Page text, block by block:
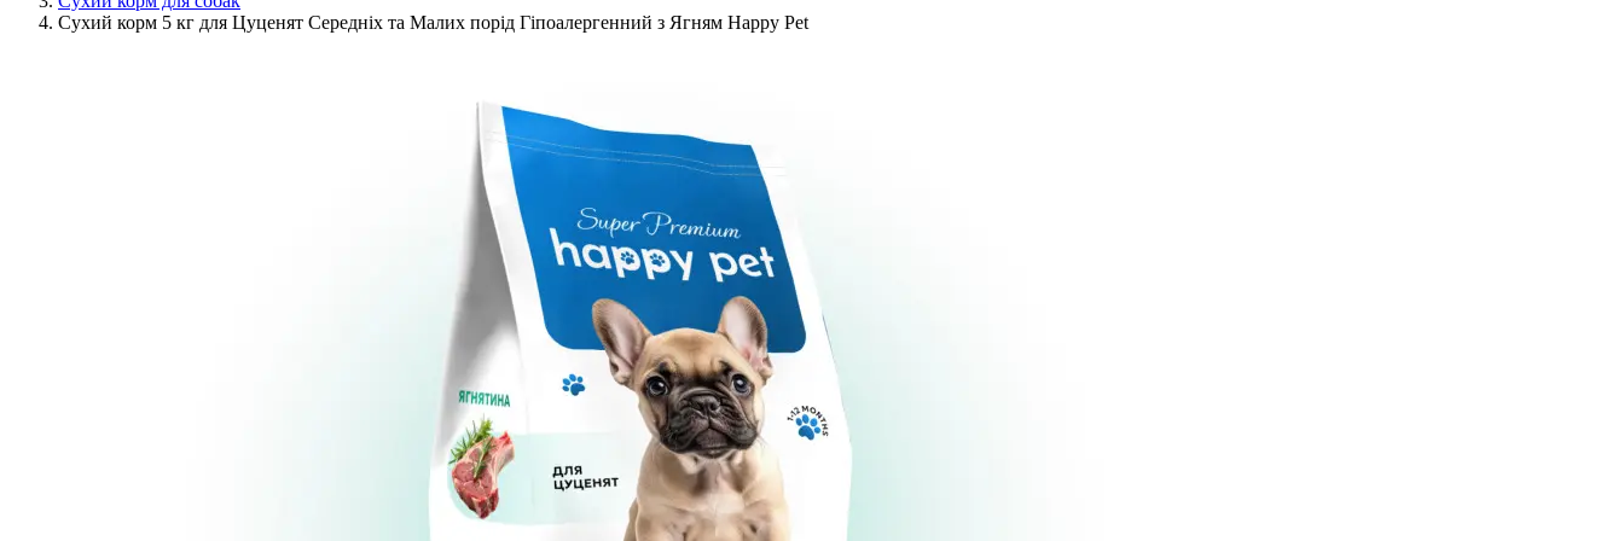
Сухий корм 5 кг для Цуценят Середніх та Малих порід Гіпоалергенний з Ягням Happy Pet